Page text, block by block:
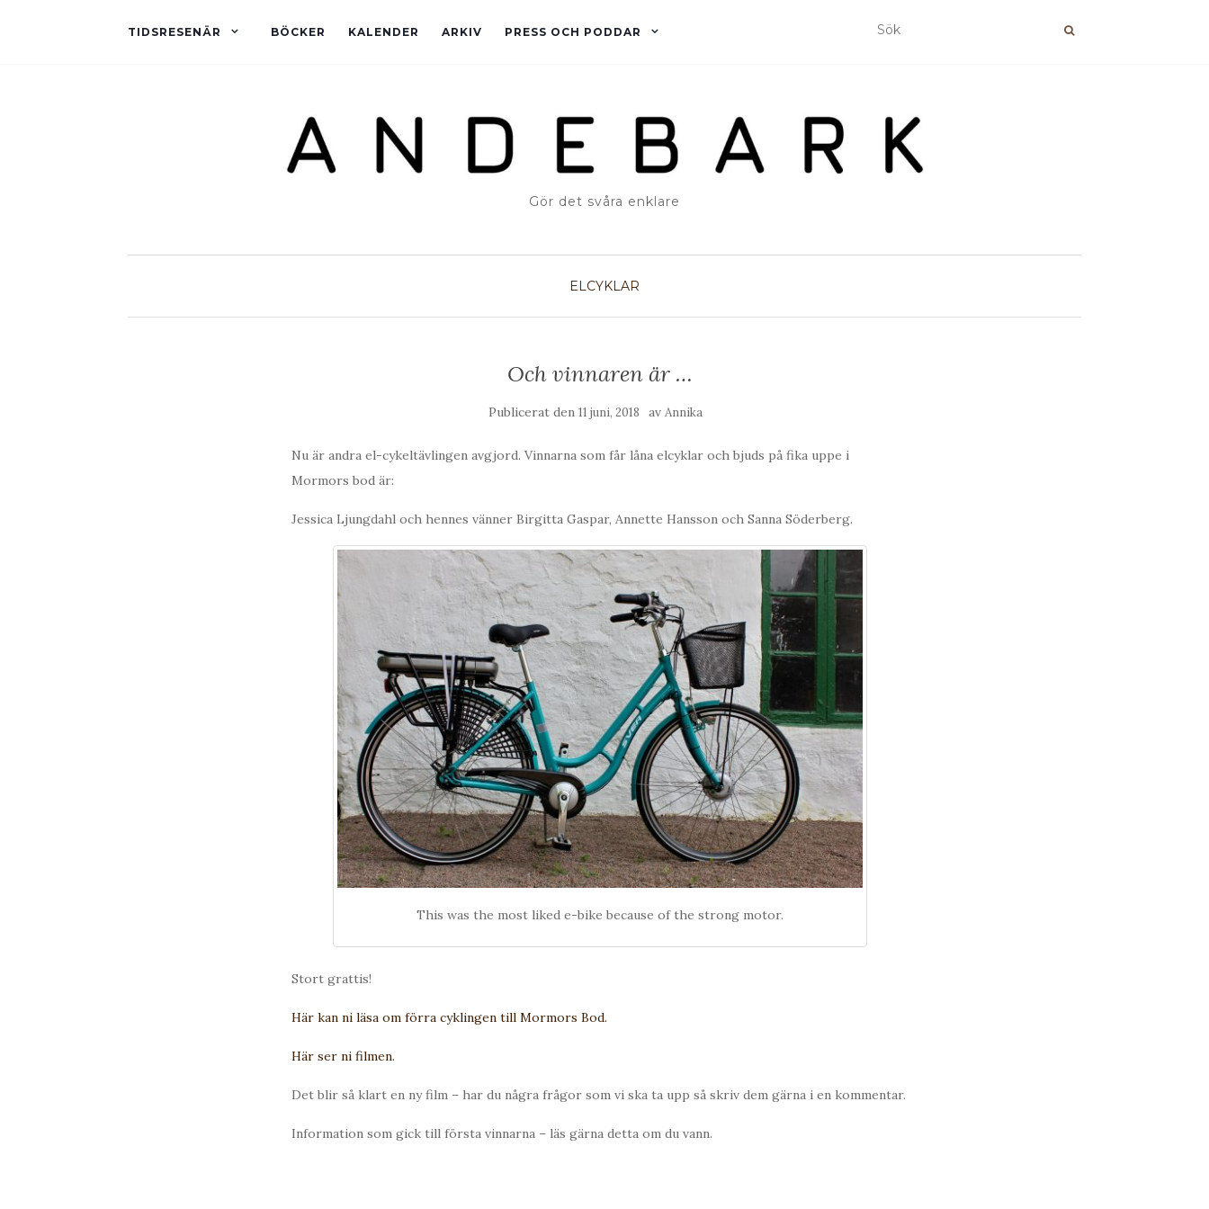
TIDSRESENÄR BÖCKER KALENDER ARKIV PRESS OCH PODDAR
Gör det svåra enklare
ELCYKLAR
Och vinnaren är …
Publicerat den 11 juni, 2018 av Annika
Nu är andra el-cykeltävlingen avgjord. Vinnarna som får låna elcyklar och bjuds på fika uppe i
Mormors bod är:
Jessica Ljungdahl och hennes vänner Birgitta Gaspar, Annette Hansson och Sanna Söderberg.
This was the most liked e-bike because of the strong motor.
Stort grattis!
Här kan ni läsa om förra cyklingen till Mormors Bod.
Här ser ni filmen.
Det blir så klart en ny film – har du några frågor som vi ska ta upp så skriv dem gärna i en kommentar.
Information som gick till första vinnarna – läs gärna detta om du vann.